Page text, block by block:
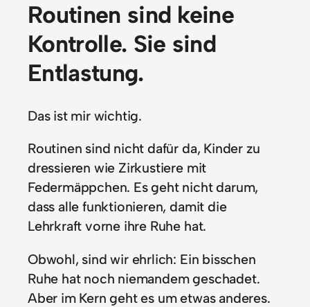
Routinen sind keine
Kontrolle. Sie sind
Entlastung.
Das ist mir wichtig.
Routinen sind nicht dafür da, Kinder zu
dressieren wie Zirkustiere mit
Federmäppchen. Es geht nicht darum,
dass alle funktionieren, damit die
Lehrkraft vorne ihre Ruhe hat.
Obwohl, sind wir ehrlich: Ein bisschen
Ruhe hat noch niemandem geschadet.
Aber im Kern geht es um etwas anderes.